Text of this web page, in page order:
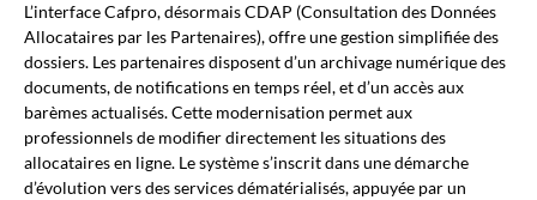
L’interface Cafpro, désormais CDAP (Consultation des Données
Allocataires par les Partenaires), offre une gestion simplifiée des
dossiers. Les partenaires disposent d’un archivage numérique des
documents, de notifications en temps réel, et d’un accès aux
barèmes actualisés. Cette modernisation permet aux
professionnels de modifier directement les situations des
allocataires en ligne. Le système s’inscrit dans une démarche
d’évolution vers des services dématérialisés, appuyée par un